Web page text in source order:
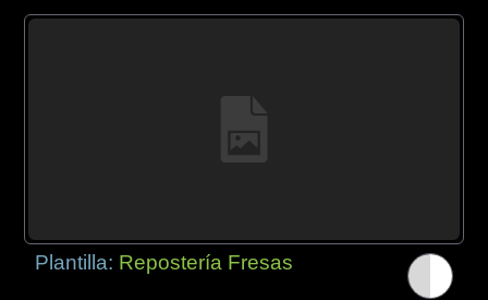
Plantilla: Repostería Fresas